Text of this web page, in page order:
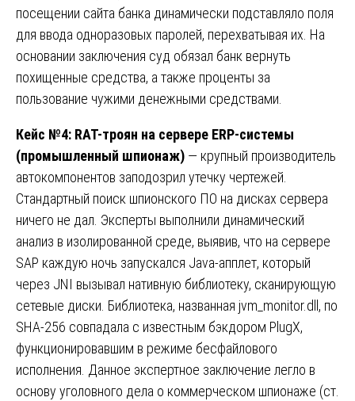
посещении сайта банка динамически подставляло поля
для ввода одноразовых паролей, перехватывая их. На
основании заключения суд обязал банк вернуть
похищенные средства, а также проценты за
пользование чужими денежными средствами.
Кейс №4: RAT-троян на сервере ERP-системы
(промышленный шпионаж) — крупный производитель
автокомпонентов заподозрил утечку чертежей.
Стандартный поиск шпионского ПО на дисках сервера
ничего не дал. Эксперты выполнили динамический
анализ в изолированной среде, выявив, что на сервере
SAP каждую ночь запускался Java-апплет, который
через JNI вызывал нативную библиотеку, сканирующую
сетевые диски. Библиотека, названная jvm_monitor.dll, по
SHA-256 совпадала с известным бэкдором PlugX,
функционировавшим в режиме бесфайлового
исполнения. Данное экспертное заключение легло в
основу уголовного дела о коммерческом шпионаже (ст.